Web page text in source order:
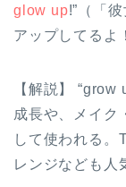
glow up!”（「
アップしてるよ
【解説】
成長や、メイク
して使われる
レンジなども人